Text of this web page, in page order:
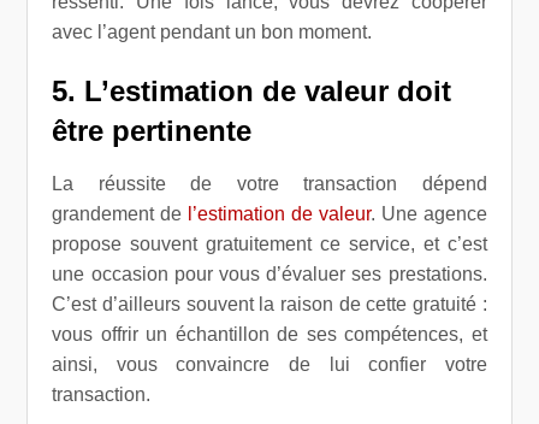
avec l’agent pendant un bon moment.
5. L’estimation de valeur doit
être pertinente
La réussite de votre transaction dépend
grandement de l’estimation de valeur. Une agence
propose souvent gratuitement ce service, et c’est
une occasion pour vous d’évaluer ses prestations.
C’est d’ailleurs souvent la raison de cette gratuité :
vous offrir un échantillon de ses compétences, et
ainsi, vous convaincre de lui confier votre
transaction.